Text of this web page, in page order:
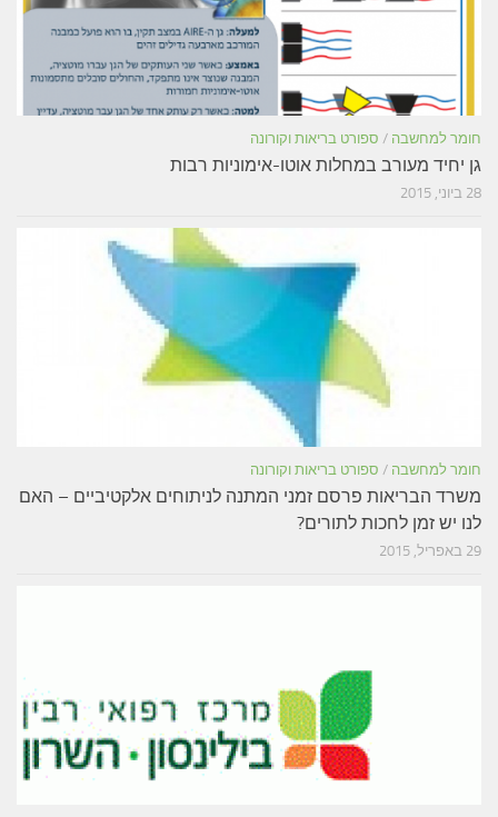
חומר למחשבה / ספורט בריאות וקורונה
גן יחיד מעורב במחלות אוטו-אימוניות רבות
28 ביוני, 2015
חומר למחשבה / ספורט בריאות וקורונה
משרד הבריאות פרסם זמני המתנה לניתוחים אלקטיביים – האם
לנו יש זמן לחכות לתורים?
29 באפריל, 2015